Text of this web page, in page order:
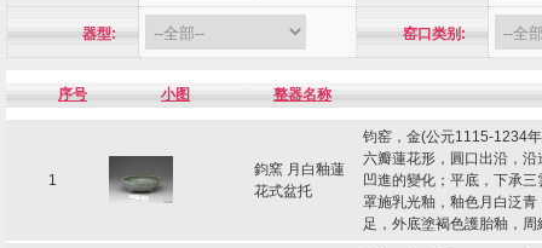
器型: 窑口类别:
序号 小图 整器名称
1
鈞窯 月白釉蓮
花式盆托
钧窑，金(公元1115-1234
六瓣蓮花形，圓口出沿，
凹進的變化；平底，下承
罩施乳光釉，釉色月白泛
足，外底塗褐色護胎釉，